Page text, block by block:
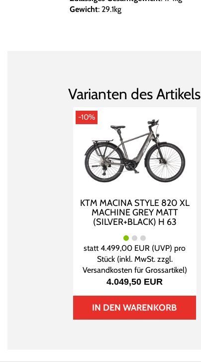
Gewicht: 29.1kg
Varianten des Artikels
-10%
KTM MACINA STYLE 820 XL
MACHINE GREY MATT
(SILVER+BLACK) H 63
statt4.499,00 EUR (UVP) pro
Stück (inkl. MwSt. zzgl.
Versandkosten für Grossartikel)
4.049,50 EUR
IN DEN WARENKORB